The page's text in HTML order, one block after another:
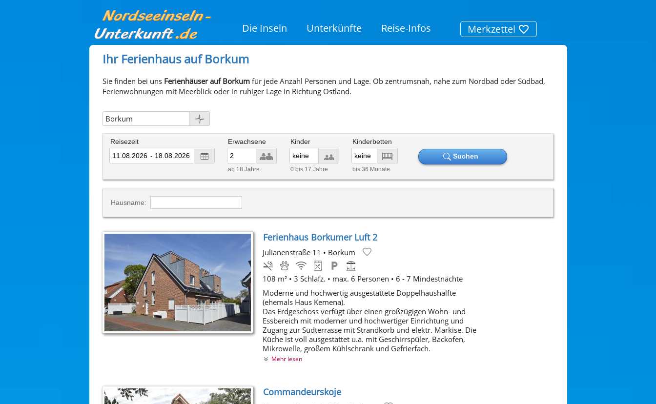
Die Inseln Unterkünfte Reise-Infos Merkzettel
Ihr Ferienhaus auf Borkum
Sie finden bei uns Ferienhäuser auf Borkumfür jede Anzahl Personen und Lage. Ob zentrumsnah, nahe zum Nordbad oder Südbad,
Ferienwohnungen mit Meerblick oder in ruhiger Lage in Richtung Ostland.
Borkum
Borkum
Langeoog
Sylt
Reisezeit
-
Erwachsene
ab 18 Jahre
Kinder
0 bis 17 Jahre
Kinderbetten
bis 36 Monate
Suchen
Hausname:
Ferienhaus Borkumer Luft 2
Julianenstraße 11 • Borkum
108 m² • 3 Schlafz. • max. 6 Personen • 6 - 7 Mindestnächte
Moderne und hochwertig ausgestattete Doppelhaushälfte
(ehemals Haus Kemena).
Das Erdgeschoss verfügt über einen großzügigen Wohn- und
Essbereich mit moderner und hochwertiger Einrichtung und
Zugang zur Südterrasse mit Strandkorb und elektr. Markise. Die
Küche ist voll ausgestattet u.a. mit Geschirrspüler, Backofen,
Mikrowelle, großem Kühlschrank und Gefrierfach.
Mehr lesen
Commandeurskoje